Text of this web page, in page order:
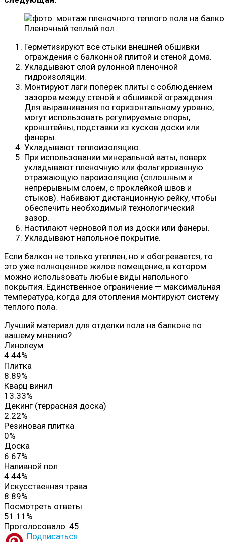
Пленочный теплый пол
Герметизируют все стыки внешней обшивки
ограждения с балконной плитой и стеной дома.
Укладывают слой рулонной пленочной
гидроизоляции.
Монтируют лаги поперек плиты с соблюдением
зазоров между стеной и обшивкой ограждения.
Для выравнивания по горизонтальному уровню,
могут использовать регулируемые опоры,
кронштейны, подставки из кусков доски или
фанеры.
Укладывают теплоизоляцию.
При использовании минеральной ваты, поверх
укладывают пленочную или фольгированную
отражающую пароизоляцию (сплошным и
непрерывным слоем, с проклейкой швов и
стыков). Набивают дистанционную рейку, чтобы
обеспечить необходимый технологический
зазор.
Настилают черновой пол из доски или фанеры.
Укладывают напольное покрытие.
Если балкон не только утеплен, но и обогревается, то
это уже полноценное жилое помещение, в котором
можно использовать любые виды напольного
покрытия. Единственное ограничение — максимальная
температура, когда для отопления монтируют систему
теплого пола.
Лучший материал для отделки пола на балконе по
вашему мнению?
Линолеум
4.44%
Плитка
8.89%
Кварц винил
13.33%
Декинг (террасная доска)
2.22%
Резиновая плитка
0%
Доска
6.67%
Наливной пол
4.44%
Искусственная трава
8.89%
Посмотреть ответы
51.11%
Проголосовало: 45
Подписаться